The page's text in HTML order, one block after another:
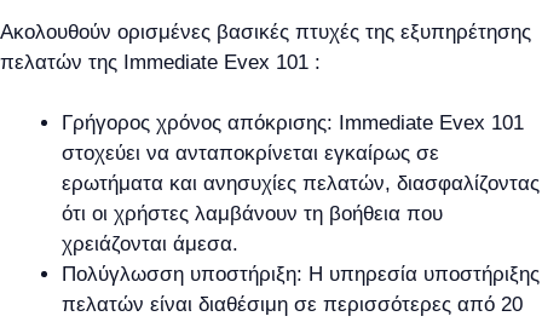
Ακολουθούν ορισμένες βασικές πτυχές της εξυπηρέτησης
πελατών της Immediate Evex 101 :
Γρήγορος χρόνος απόκρισης: Immediate Evex 101
στοχεύει να ανταποκρίνεται εγκαίρως σε
ερωτήματα και ανησυχίες πελατών, διασφαλίζοντας
ότι οι χρήστες λαμβάνουν τη βοήθεια που
χρειάζονται άμεσα.
Πολύγλωσση υποστήριξη: Η υπηρεσία υποστήριξης
πελατών είναι διαθέσιμη σε περισσότερες από 20